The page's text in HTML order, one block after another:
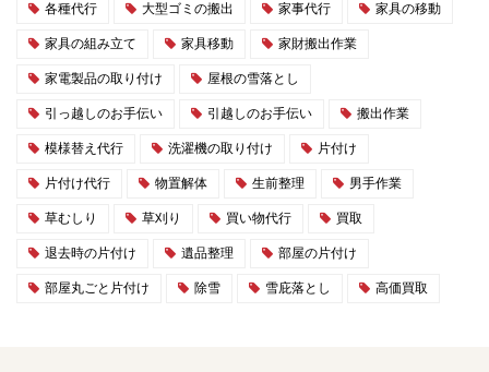
各種代行 大型ゴミの搬出 家事代行 家具の移動
家具の組み立て 家具移動 家財搬出作業
家電製品の取り付け 屋根の雪落とし
引っ越しのお手伝い 引越しのお手伝い 搬出作業
模様替え代行 洗濯機の取り付け 片付け
片付け代行 物置解体 生前整理 男手作業
草むしり 草刈り 買い物代行 買取
退去時の片付け 遺品整理 部屋の片付け
部屋丸ごと片付け 除雪 雪庇落とし 高価買取